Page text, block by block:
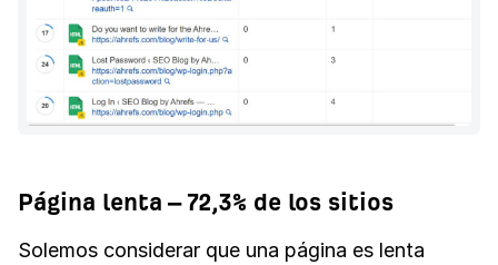
Página lenta – 72,3% de los sitios
Solemos considerar que una página es lenta